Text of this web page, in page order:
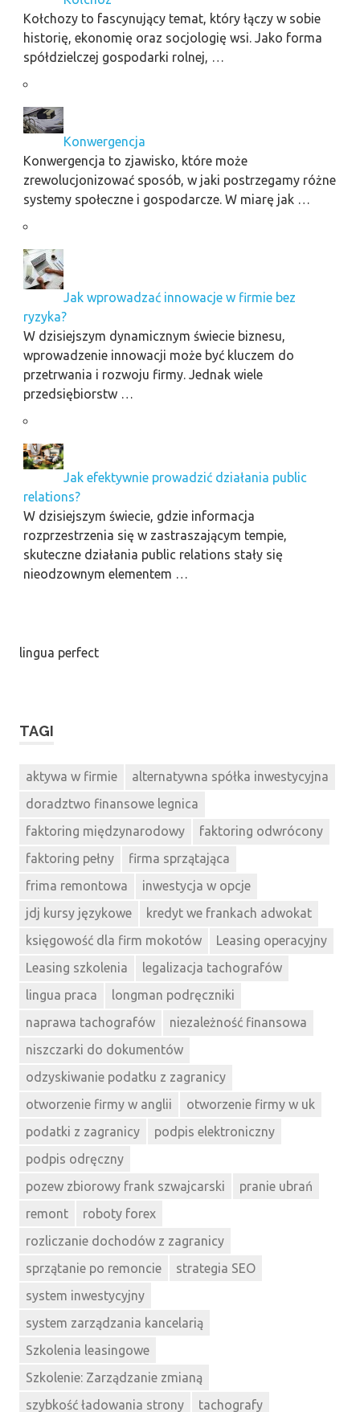
Kołchozy to fascynujący temat, który łączy w sobie
historię, ekonomię oraz socjologię wsi. Jako forma
spółdzielczej gospodarki rolnej, …
Konwergencja
Konwergencja to zjawisko, które może
zrewolucjonizować sposób, w jaki postrzegamy różne
systemy społeczne i gospodarcze. W miarę jak …
Jak wprowadzać innowacje w firmie bez
ryzyka?
W dzisiejszym dynamicznym świecie biznesu,
wprowadzenie innowacji może być kluczem do
przetrwania i rozwoju firmy. Jednak wiele
przedsiębiorstw …
Jak efektywnie prowadzić działania public
relations?
W dzisiejszym świecie, gdzie informacja
rozprzestrzenia się w zastraszającym tempie,
skuteczne działania public relations stały się
nieodzownym elementem …
lingua perfect
TAGI
aktywa w firmie
alternatywna spółka inwestycyjna
doradztwo finansowe legnica
faktoring międzynarodowy
faktoring odwrócony
faktoring pełny
firma sprzątająca
frima remontowa
inwestycja w opcje
jdj kursy językowe
kredyt we frankach adwokat
księgowość dla firm mokotów
Leasing operacyjny
Leasing szkolenia
legalizacja tachografów
lingua praca
longman podręczniki
naprawa tachografów
niezależność finansowa
niszczarki do dokumentów
odzyskiwanie podatku z zagranicy
otworzenie firmy w anglii
otworzenie firmy w uk
podatki z zagranicy
podpis elektroniczny
podpis odręczny
pozew zbiorowy frank szwajcarski
pranie ubrań
remont
roboty forex
rozliczanie dochodów z zagranicy
sprzątanie po remoncie
strategia SEO
system inwestycyjny
system zarządzania kancelarią
Szkolenia leasingowe
Szkolenie: Zarządzanie zmianą
szybkość ładowania strony
tachografy